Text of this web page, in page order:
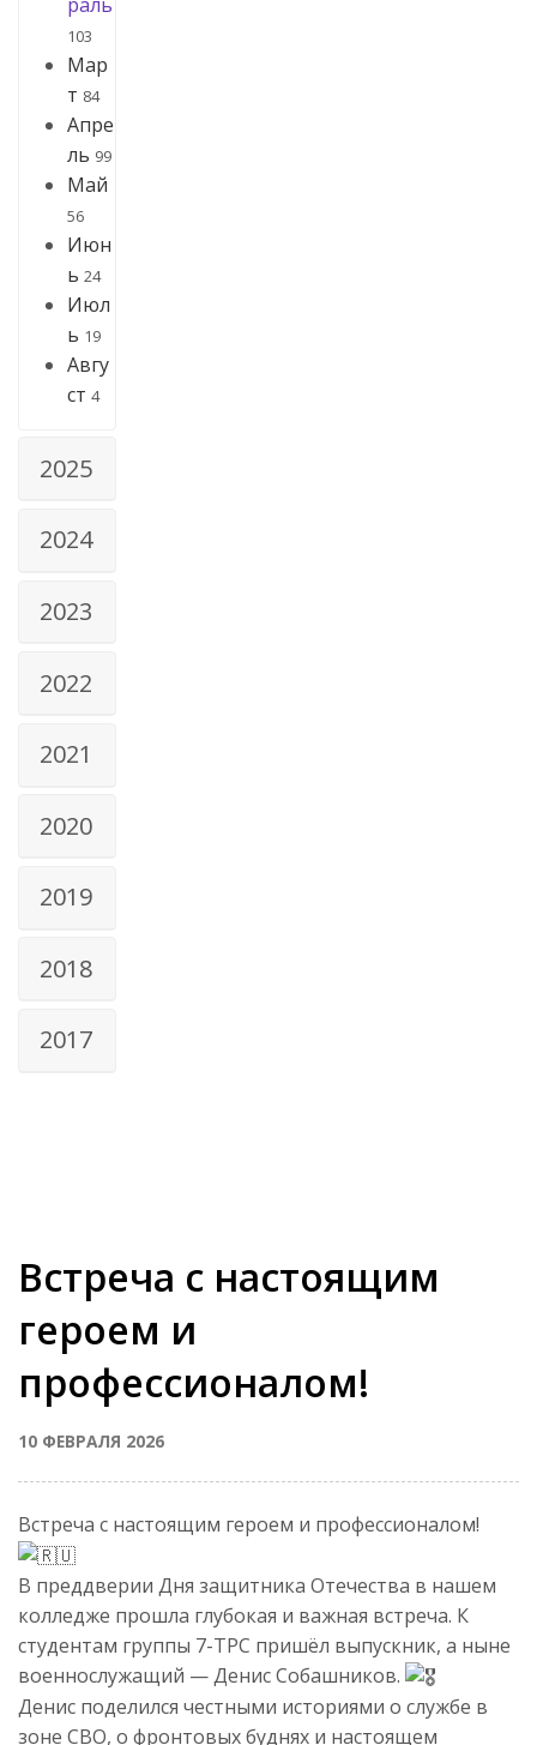
103
Мар
т 84
Апре
ль 99
Май
56
Июн
ь 24
Июл
ь 19
Авгу
ст 4
2025
2024
2023
2022
2021
2020
2019
2018
2017
Встреча с настоящим
героем и
профессионалом!
10 ФЕВРАЛЯ 2026
Встреча с настоящим героем и профессионалом!
В преддверии Дня защитника Отечества в нашем
колледже прошла глубокая и важная встреча. К
студентам группы 7-ТРС пришёл выпускник, а ныне
военнослужащий — Денис Собашников.
Денис поделился честными историями о службе в
зоне СВО, о фронтовых буднях и настоящем